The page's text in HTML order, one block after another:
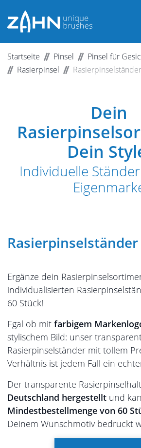
Startseite Pinsel
Pinsel für
Rasierpinsel
Rasierpinselständer
Dein
Dein
Individuelle
Rasierpinselständer
Ergänze dein
individualisierten
60 Stück!
Egal ob mit farbigem
stylischem Bild: unser
Rasierpinselständer mit tollem
Verhältnis ist jedem Fall ein
Der transparente
Deutschland hergestellt und
Mindestbestellmenge von 60
Deinem Wunschmotiv bedruckt